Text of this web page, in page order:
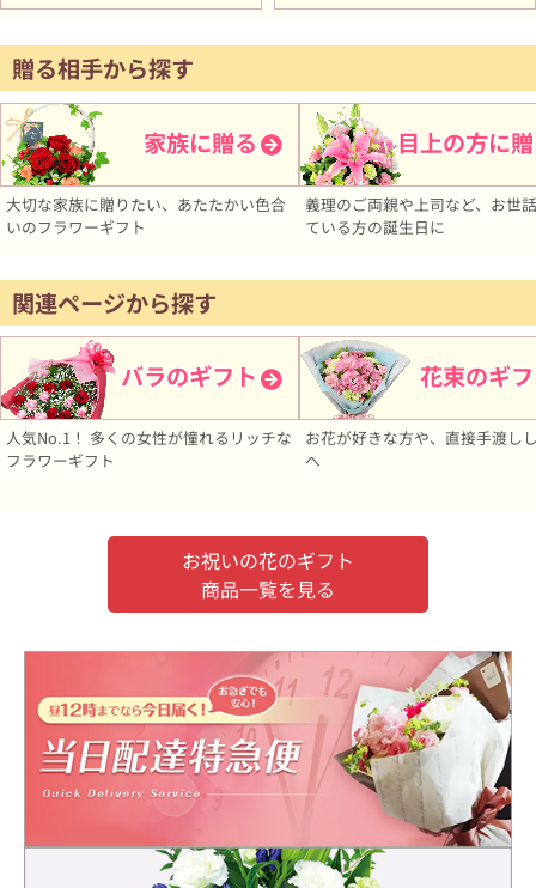
贈る相手から探す
家族に贈る
大切な家族に贈りたい、あたたかい色合
いのフラワーギフト
目上の方に
義理のご両親や上司など、お世
ている方の誕生日に
関連ページから探す
バラのギフト
人気No.1！ 多くの女性が憧れるリッチな
フラワーギフト
花束のギ
お花が好きな方や、直接手渡し
へ
お祝いの花のギフト
商品一覧を見る